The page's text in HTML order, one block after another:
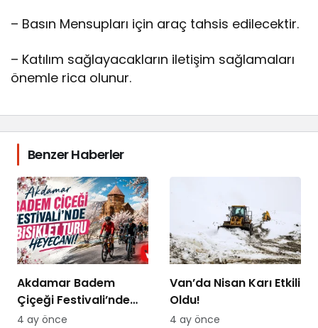
– Basın Mensupları için araç tahsis edilecektir.
– Katılım sağlayacakların iletişim sağlamaları
önemle rica olunur.
Benzer Haberler
Akdamar Badem
Çiçeği Festivali’nde
Bisiklet Turu Heyecanı
4 ay önce
Van’da Nisan Karı Etkili
Oldu!
4 ay önce